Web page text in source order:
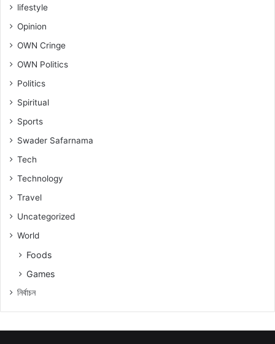
lifestyle
Opinion
OWN Cringe
OWN Politics
Politics
Spiritual
Sports
Swader Safarnama
Tech
Technology
Travel
Uncategorized
World
Foods
Games
নিৰ্বাচন